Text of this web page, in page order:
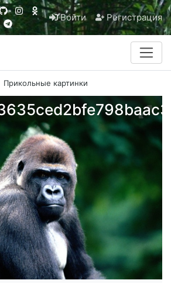
Войти Регистрация
Прикольные картинки